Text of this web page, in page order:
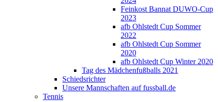
Feinkost Bannat DUWO-Cup
2023
afb Ohlstedt Cup Sommer
2022
afb Ohlstedt Cup Sommer
2020
afb Ohlstedt Cup Winter 2020
Tag des Mädchenfußballs 2021
Schiedsrichter
Unsere Mannschaften auf fussball.de
Tennis